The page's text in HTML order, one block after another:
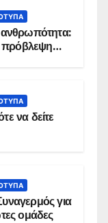
ανθρωπότητα:
πρόβλεψη…
να δείτε
για
ομάδες